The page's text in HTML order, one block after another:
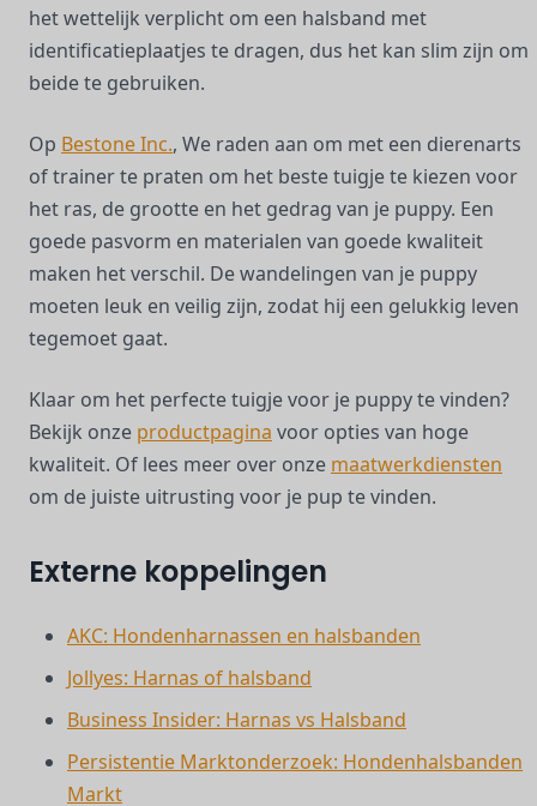
het wettelijk verplicht om een halsband met
identificatieplaatjes te dragen, dus het kan slim zijn om
beide te gebruiken.
Op Bestone Inc., We raden aan om met een dierenarts
of trainer te praten om het beste tuigje te kiezen voor
het ras, de grootte en het gedrag van je puppy. Een
goede pasvorm en materialen van goede kwaliteit
maken het verschil. De wandelingen van je puppy
moeten leuk en veilig zijn, zodat hij een gelukkig leven
tegemoet gaat.
Klaar om het perfecte tuigje voor je puppy te vinden?
Bekijk onze productpagina voor opties van hoge
kwaliteit. Of lees meer over onze maatwerkdiensten
om de juiste uitrusting voor je pup te vinden.
Externe koppelingen
AKC: Hondenharnassen en halsbanden
Jollyes: Harnas of halsband
Business Insider: Harnas vs Halsband
Persistentie Marktonderzoek: Hondenhalsbanden
Markt